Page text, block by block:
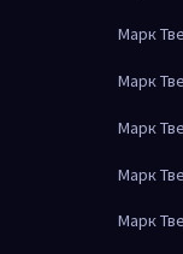
Марк
Марк
Марк
Марк
Марк